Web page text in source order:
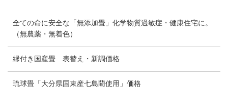
全ての命に安全な「無添加畳」化学物質過敏症・健康住宅に。
（無農薬・無着色）
縁付き国産畳 表替え・新調価格
琉球畳「大分県国東産七島藺使用」価格